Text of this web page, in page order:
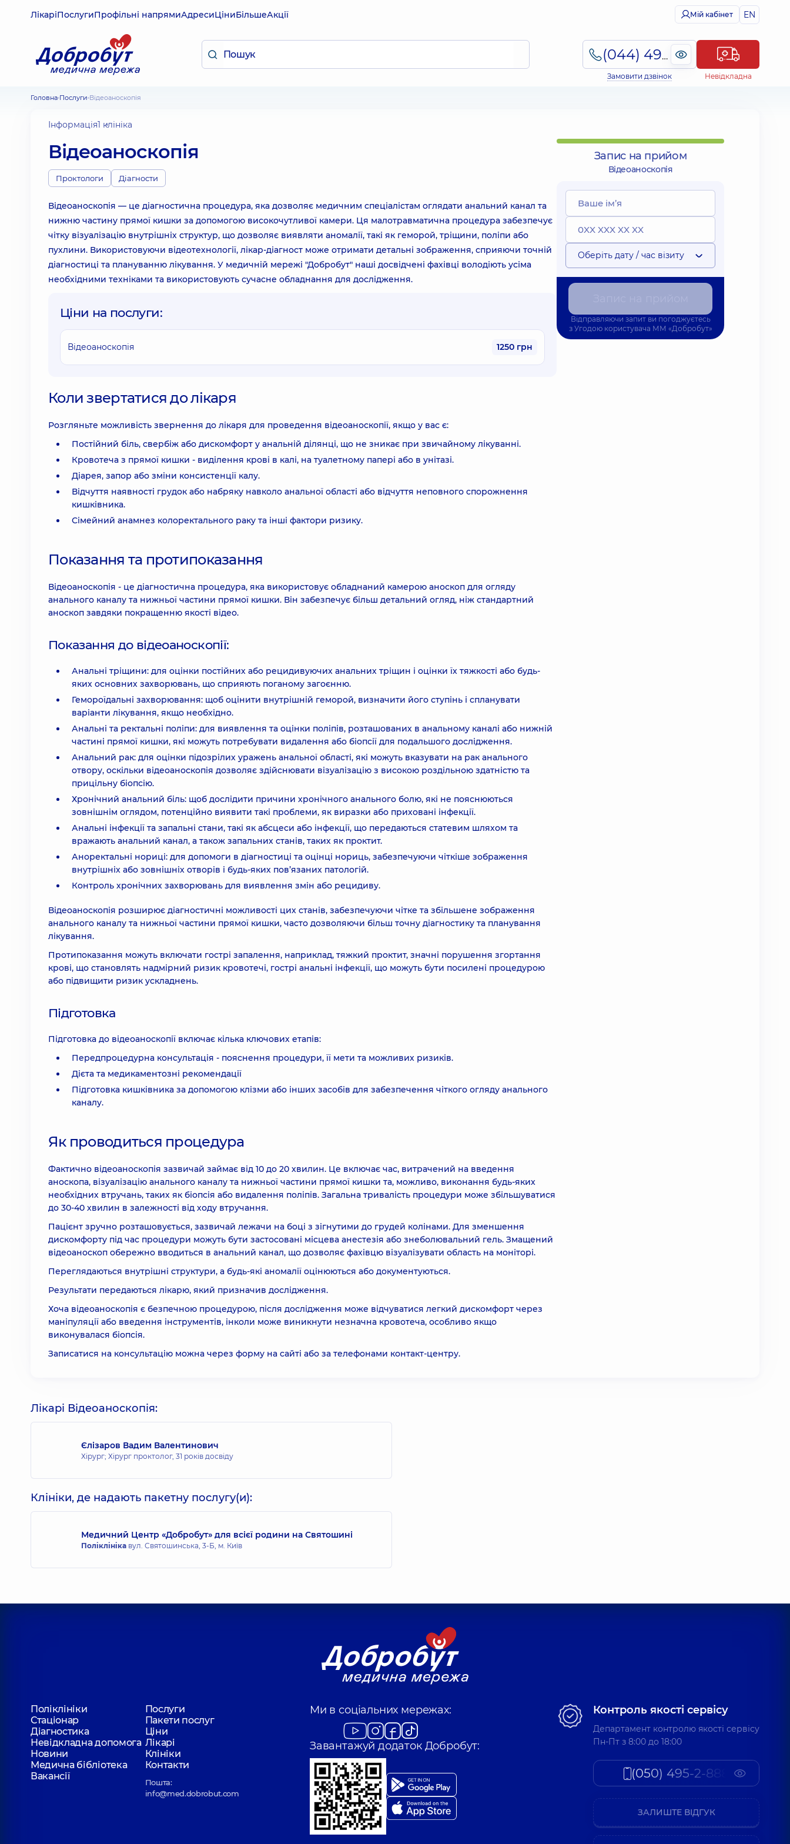
ЛікаріПослугиПрофільні напрямиАдресиЦіниБільшеАкції Мій кабінет EN
(044) 495-2-888
Замовити дзвінок Невідкладна
Головна Послуги Відеоаноскопія
Інформація1 клініка
Відеоаноскопія
Проктологи Діагности
Відеоаноскопія — це діагностична процедура, яка дозволяє медичним спеціалістам оглядати анальний канал та
нижню частину прямої кишки за допомогою високочутливої камери. Ця малотравматична процедура забезпечує
чітку візуалізацію внутрішніх структур, що дозволяє виявляти аномалії, такі як геморой, тріщини, поліпи або
пухлини. Використовуючи відеотехнології, лікар-діагност може отримати детальні зображення, сприяючи точній
діагностиці та плануванню лікування. У медичній мережі "Добробут" наші досвідчені фахівці володіють усіма
необхідними техніками та використовують сучасне обладнання для дослідження.
Ціни на послуги:
Відеоаноскопія 1250 грн
Коли звертатися до лікаря
Розгляньте можливість звернення до лікаря для проведення відеоаноскопії, якщо у вас є:
Постійний біль, свербіж або дискомфорт у анальній ділянці, що не зникає при звичайному лікуванні.
Кровотеча з прямої кишки - виділення крові в калі, на туалетному папері або в унітазі.
Діарея, запор або зміни консистенції калу.
Відчуття наявності грудок або набряку навколо анальної області або відчуття неповного спорожнення
кишківника.
Сімейний анамнез колоректального раку та інші фактори ризику.
Показання та протипоказання
Відеоаноскопія - це діагностична процедура, яка використовує обладнаний камерою аноскоп для огляду
анального каналу та нижньої частини прямої кишки. Він забезпечує більш детальний огляд, ніж стандартний
аноскоп завдяки покращенню якості відео.
Показання до відеоаноскопії:
Анальні тріщини: для оцінки постійних або рецидивуючих анальних тріщин і оцінки їх тяжкості або будь-
яких основних захворювань, що сприяють поганому загоєнню.
Гемороїдальні захворювання: щоб оцінити внутрішній геморой, визначити його ступінь і спланувати
варіанти лікування, якщо необхідно.
Анальні та ректальні поліпи: для виявлення та оцінки поліпів, розташованих в анальному каналі або нижній
частині прямої кишки, які можуть потребувати видалення або біопсії для подальшого дослідження.
Анальний рак: для оцінки підозрілих уражень анальної області, які можуть вказувати на рак анального
отвору, оскільки відеоаноскопія дозволяє здійснювати візуалізацію з високою роздільною здатністю та
прицільну біопсію.
Хронічний анальний біль: щоб дослідити причини хронічного анального болю, які не пояснюються
зовнішнім оглядом, потенційно виявити такі проблеми, як виразки або приховані інфекції.
Анальні інфекції та запальні стани, такі як абсцеси або інфекції, що передаються статевим шляхом та
вражають анальний канал, а також запальних станів, таких як проктит.
Аноректальні нориці: для допомоги в діагностиці та оцінці нориць, забезпечуючи чіткіше зображення
внутрішніх або зовнішніх отворів і будь-яких пов’язаних патологій.
Контроль хронічних захворювань для виявлення змін або рецидиву.
Відеоаноскопія розширює діагностичні можливості цих станів, забезпечуючи чітке та збільшене зображення
анального каналу та нижньої частини прямої кишки, часто дозволяючи більш точну діагностику та планування
лікування.
Протипоказання можуть включати гострі запалення, наприклад, тяжкий проктит, значні порушення згортання
крові, що становлять надмірний ризик кровотечі, гострі анальні інфекції, що можуть бути посилені процедурою
або підвищити ризик ускладнень.
Підготовка
Підготовка до відеоаноскопії включає кілька ключових етапів:
Передпроцедурна консультація - пояснення процедури, її мети та можливих ризиків.
Дієта та медикаментозні рекомендації
Підготовка кишківника за допомогою клізми або інших засобів для забезпечення чіткого огляду анального
каналу.
Як проводиться процедура
Фактично відеоаноскопія зазвичай займає від 10 до 20 хвилин. Це включає час, витрачений на введення
аноскопа, візуалізацію анального каналу та нижньої частини прямої кишки та, можливо, виконання будь-яких
необхідних втручань, таких як біопсія або видалення поліпів. Загальна тривалість процедури може збільшуватися
до 30-40 хвилин в залежності від ходу втручання.
Пацієнт зручно розташовується, зазвичай лежачи на боці з зігнутими до грудей колінами. Для зменшення
дискомфорту під час процедури можуть бути застосовані місцева анестезія або знеболювальний гель. Змащений
відеоаноскоп обережно вводиться в анальний канал, що дозволяє фахівцю візуалізувати область на моніторі.
Переглядаються внутрішні структури, а будь-які аномалії оцінюються або документуються.
Результати передаються лікарю, який призначив дослідження.
Хоча відеоаноскопія є безпечною процедурою, після дослідження може відчуватися легкий дискомфорт через
маніпуляції або введення інструментів, інколи може виникнути незначна кровотеча, особливо якщо
виконувалася біопсія.
Записатися на консультацію можна через форму на сайті або за телефонами контакт-центру.
Запис на прийом
Відеоаноскопія
Оберіть дату / час візиту
Відправляючи запит ви погоджуєтесь
з Угодою користувача ММ «Добробут»
Лікарі Відеоаноскопія:
Єлізаров Вадим Валентинович
Хірург; Хірург проктолог, 31 років досвіду
Клініки, де надають пакетну послугу(и):
Медичний Центр «Добробут» для всієї родини на Святошині
Поліклініка вул. Святошинська, 3-Б, м. Київ
Поліклініки
Послуги
Стаціонар
Пакети послуг
Діагностика
Ціни
Невідкладна допомога Лікарі
Новини
Клініки
Медична бібліотека
Контакти
Вакансії
Пошта:
info@med.dobrobut.com
Ми в соціальних мережах:
Завантажуй додаток Добробут:
Контроль якості сервісу
Департамент контролю якості сервісу
Пн-Пт з 8:00 до 18:00
(050) 495-2-888
ЗАЛИШТЕ ВІДГУК